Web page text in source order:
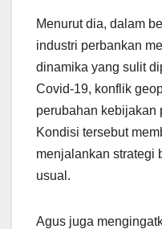
Menurut dia, dalam
industri perbankan
dinamika yang sulit
Covid-19, konflik
perubahan kebijakan
Kondisi tersebut
menjalankan strategi
usual.
Agus juga